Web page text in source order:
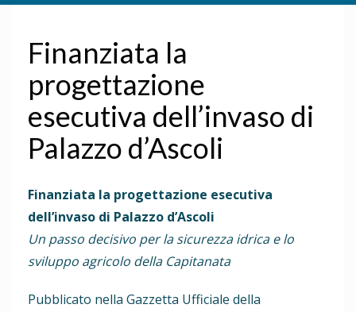
Finanziata la
progettazione
esecutiva dell’invaso di
Palazzo d’Ascoli
Finanziata la progettazione esecutiva
dell’invaso di Palazzo d’Ascoli
Un passo decisivo per la sicurezza idrica e lo
sviluppo agricolo della Capitanata
Pubblicato nella Gazzetta Ufficiale della